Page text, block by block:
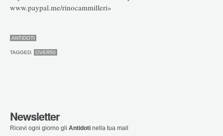
www.paypal.me/rinocammilleri»
ANTIDOTI
TAGGED: OVER50
Newsletter
Ricevi ogni giorno gli Antidoti nella tua mail